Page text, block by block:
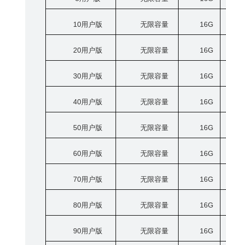
10用户版 无限容量 16G
20用户版 无限容量 16G
30用户版 无限容量 16G
40用户版 无限容量 16G
50用户版 无限容量 16G
60用户版 无限容量 16G
70用户版 无限容量 16G
80用户版 无限容量 16G
90用户版 无限容量 16G